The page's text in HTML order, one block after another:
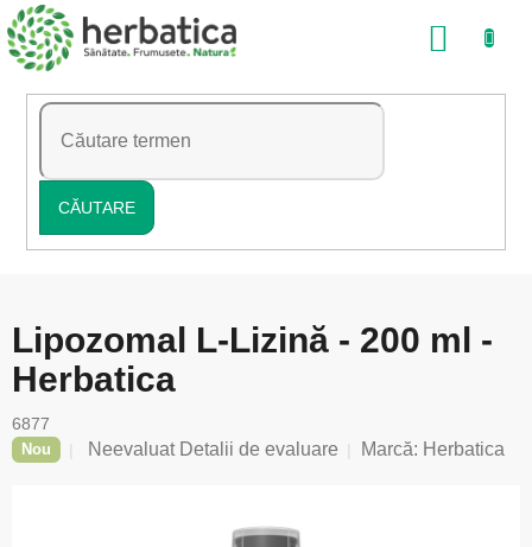
Treci
la
conținut
CĂUTARE
COŞ
Lipozomal L-Lizină - 200 ml -
Herbatica
6877
Nou
Evaluarea
Neevaluat Detalii de evaluare Marcă: Herbatica